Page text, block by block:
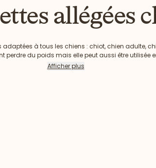
allégées
à tous les chiens : chiot, chien adulte,
du poids mais elle peut aussi être utilisée
tout en étant riche en protéines animales,
Afficher plus